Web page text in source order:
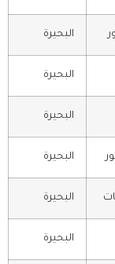
البحيرة
البحيرة
البحيرة
البحيرة
البحيرة
البحيرة